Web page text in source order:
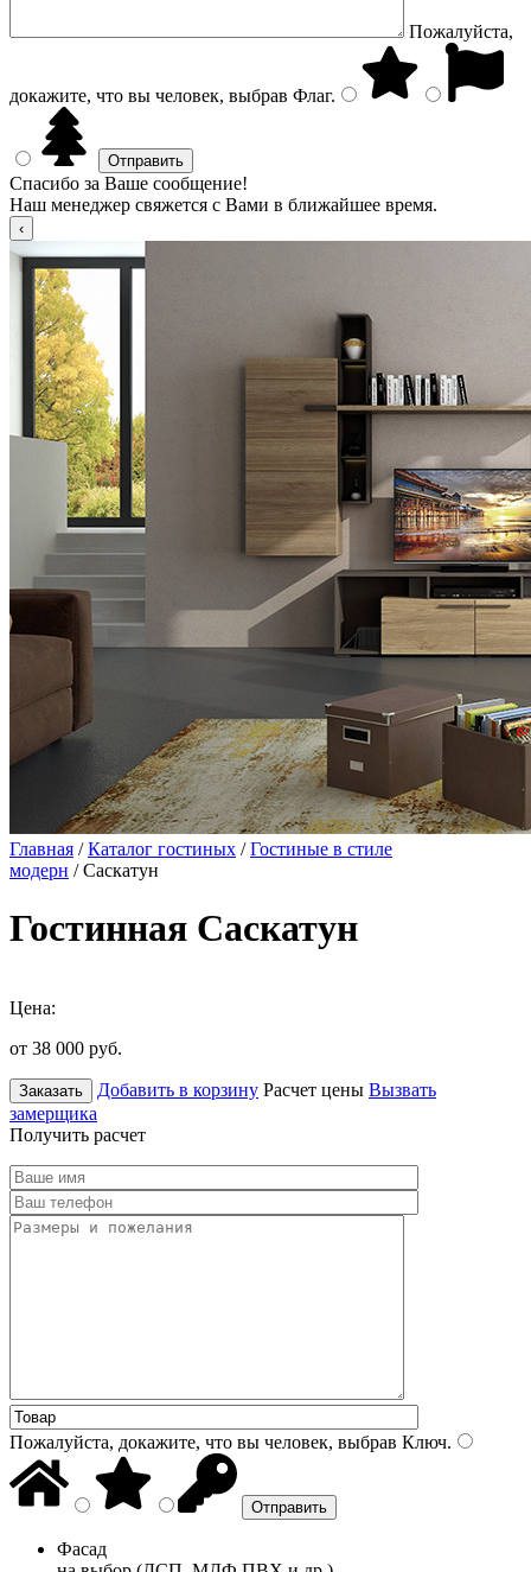
Пожалуйста,
докажите, что вы человек, выбрав Флаг.
Спасибо за Ваше сообщение!
Наш менеджер свяжется с Вами в ближайшее время.
Главная /Каталог гостиных /Гостиные в стиле
модерн / Саскатун
Гостинная Саскатун
Цена:
от 38 000 руб.
Заказать Добавить в корзину Расчет цены Вызвать
замерщика
Получить расчет
Пожалуйста, докажите, что вы человек, выбрав Ключ.
Фасад